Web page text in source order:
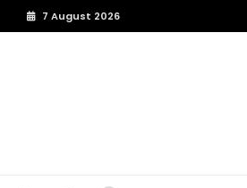
7 August 2026